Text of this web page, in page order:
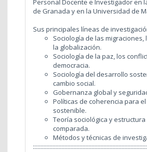
Personal Docente e Investigador en
de Granada y en la Universidad de
Sus principales líneas de
Sociología de las migraciones,
la globalización.
Sociología de la paz, los
democracia.
Sociología del desarrollo
cambio social.
Gobernanza global y
Políticas de coherencia para
sostenible.
Teoría sociológica y estructura
comparada.
Métodos y técnicas de